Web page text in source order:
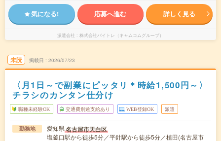
気になる! 応募へ進む 詳しく見る
派遣会社 株式会社バイトレ（キャムコムグループ）
未読 掲載日 2026/07/23
〈月1日～で副業にピッタリ＊時給1,500円～〉
チラシのカンタン仕分け
職種未経験OK 交通費別途支給あり WEB登録OK 派遣
勤務地 愛知県名古屋市天白区
塩釜口駅から徒歩5分／平針駅から徒歩5分／植田(名古屋市